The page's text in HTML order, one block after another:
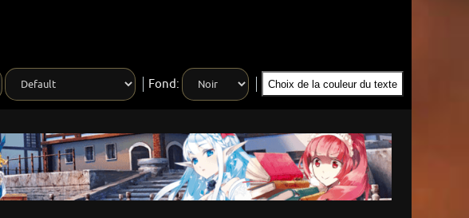
Fond: Choix de la couleur du texte